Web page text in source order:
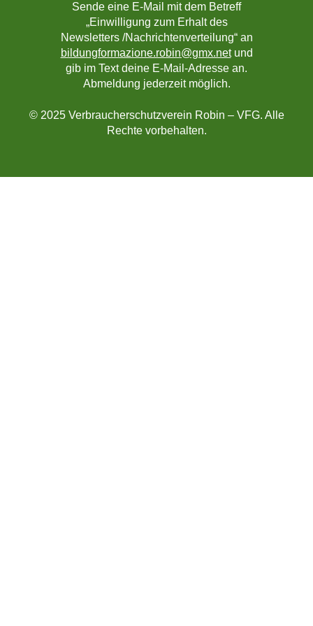
Sende eine E-Mail mit dem Betreff
„Einwilligung zum Erhalt des
Newsletters /Nachrichtenverteilung“ an
bildungformazione.robin@gmx.netund
gib im Text deine E-Mail-Adresse an.
Abmeldung jederzeit möglich.
© 2025 Verbraucherschutzverein Robin – VFG. Alle
Rechte vorbehalten.